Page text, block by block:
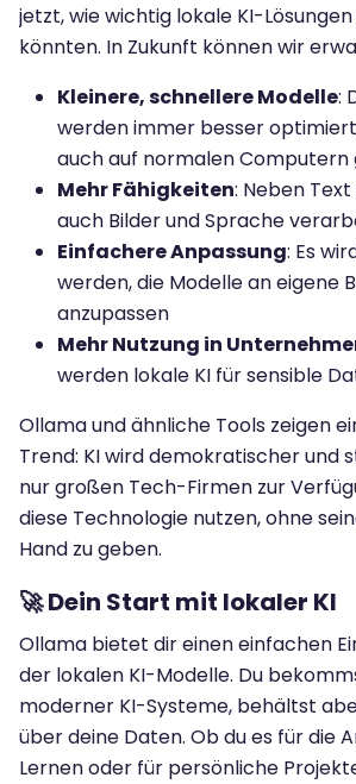
jetzt, wie wichtig lokale KI-
könnten. In Zukunft können wir
Kleinere, schnellere Modelle:
werden immer besser
auch auf normalen Computern
Mehr Fähigkeiten: Neben
auch Bilder und Sprache
Einfachere Anpassung: Es
werden, die Modelle an eigene
anzupassen
Mehr Nutzung in
werden lokale KI für sensible
Ollama und ähnliche Tools zeigen
Trend: KI wird demokratischer und
nur großen Tech-Firmen zur
diese Technologie nutzen, ohne
Hand zu geben.
🚀 Dein Start mit lokaler KI
Ollama bietet dir einen einfachen
der lokalen KI-Modelle. Du
moderner KI-Systeme, behältst
über deine Daten. Ob du es für die
Lernen oder für persönliche